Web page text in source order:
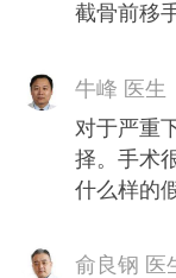
截骨前移
牛峰 医生
对于严重
择。手术
什么样的
俞良钢 医